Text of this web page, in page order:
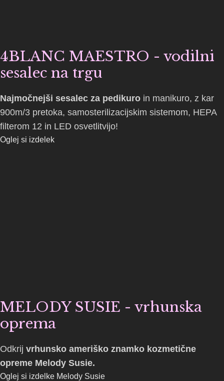
4BLANC MAESTRO - vodilni
sesalec na trgu
Najmočnejši sesalec za pedikuro in manikuro, z kar
900m/3 pretoka, samosterilizacijskim sistemom, HEPA
filterom 12 in LED osvetlitvijo!
Oglej si izdelek
MELODY SUSIE - vrhunska
oprema
Odkrij vrhunsko ameriško znamko kozmetične
opreme Melody Susie.
Oglej si izdelke Melody Susie